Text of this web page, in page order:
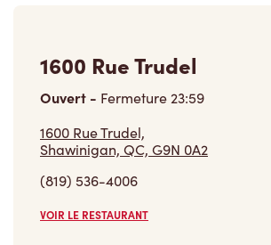
1600 Rue Trudel
Ouvert - Fermeture23:59
1600 Rue Trudel,
Shawinigan, QC, G9N 0A2
(819) 536-4006
VOIR LE RESTAURANT